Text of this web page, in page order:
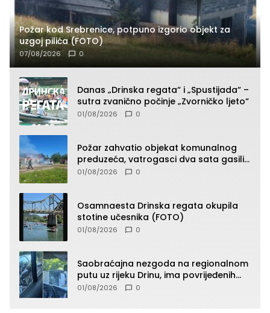
Požar kod Srebrenice, potpuno izgorio objekt za
uzgoj pilića (FOTO)
07/08/2026 0
Danas „Drinska regata“ i „Spustijada“ –
sutra zvanično počinje „Zvorničko ljeto“
01/08/2026 0
Požar zahvatio objekat komunalnog
preduzeća, vatrogasci dva sata gasili
vatru (FOTO)
01/08/2026 0
Osamnaesta Drinska regata okupila
stotine učesnika (FOTO)
01/08/2026 0
Saobraćajna nezgoda na regionalnom
putu uz rijeku Drinu, ima povrijeđenih
lica (FOTO)
01/08/2026 0